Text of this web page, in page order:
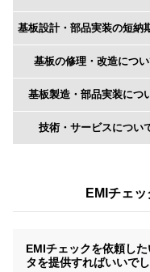
基板設計・部品実装の短納
基板の修理・改造につ
基板製造・部品実装につ
技術・サービスについ
EMIチェ
EMIチェックを依頼し
タを提供すればいいで